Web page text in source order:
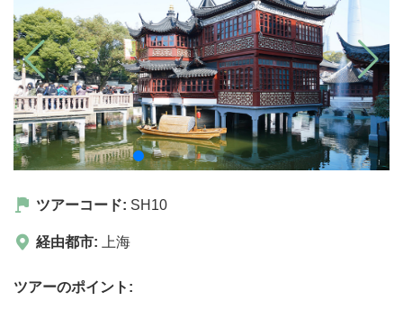
ツアーコード: SH10
経由都市: 上海
ツアーのポイント: